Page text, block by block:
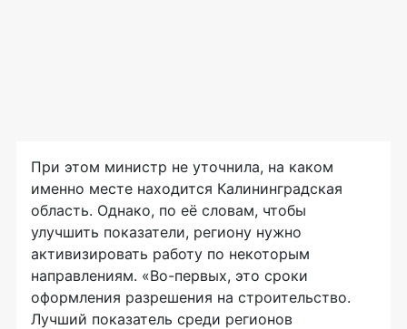
При этом министр не уточнила, на каком
именно месте находится Калининградская
область. Однако, по её словам, чтобы
улучшить показатели, региону нужно
активизировать работу по некоторым
направлениям. «Во-первых, это сроки
оформления разрешения на строительство.
Лучший показатель среди регионов